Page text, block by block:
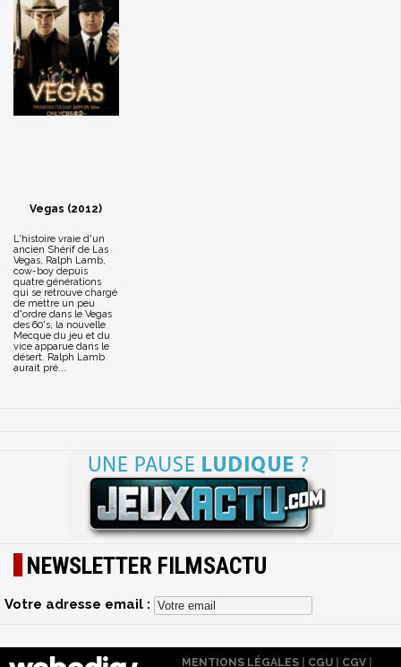
Vegas (2012)
L'histoire vraie d'un
ancien Shérif de Las
Vegas, Ralph Lamb,
cow-boy depuis
quatre générations
qui se retrouve chargé
de mettre un peu
d'ordre dans le Vegas
des 60's, la nouvelle
Mecque du jeu et du
vice apparue dans le
désert. Ralph Lamb
aurait pré...
NEWSLETTER FILMSACTU
Votre adresse email :
MENTIONS LÉGALES| CGU| CGV|